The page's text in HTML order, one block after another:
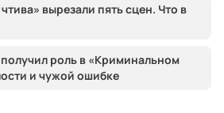
вырезали пять сцен. Что в
роль в «Криминальном
и чужой ошибке